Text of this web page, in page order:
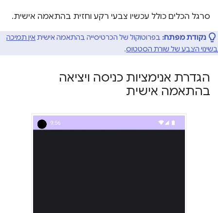
סרגל הכלים כולל עכשיו צבעי רקע וחזית בהתאמה אישית.
נקודת מפתח: בפרוטוקול של הכרטיסייה בהתאמה אישיתאין תמיכה
בשינוי הצבע של שורת הסטטוס.
הגדרת אנימציות כניסה ויציאה
בהתאמה אישית